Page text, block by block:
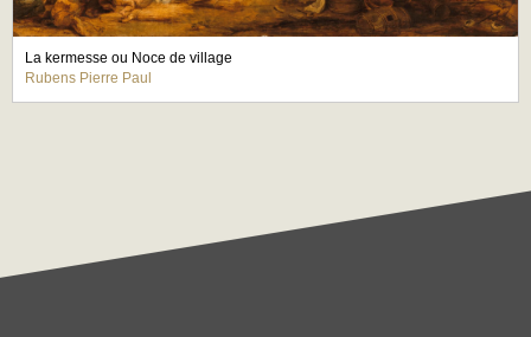
La kermesse ou Noce de village
Rubens Pierre Paul